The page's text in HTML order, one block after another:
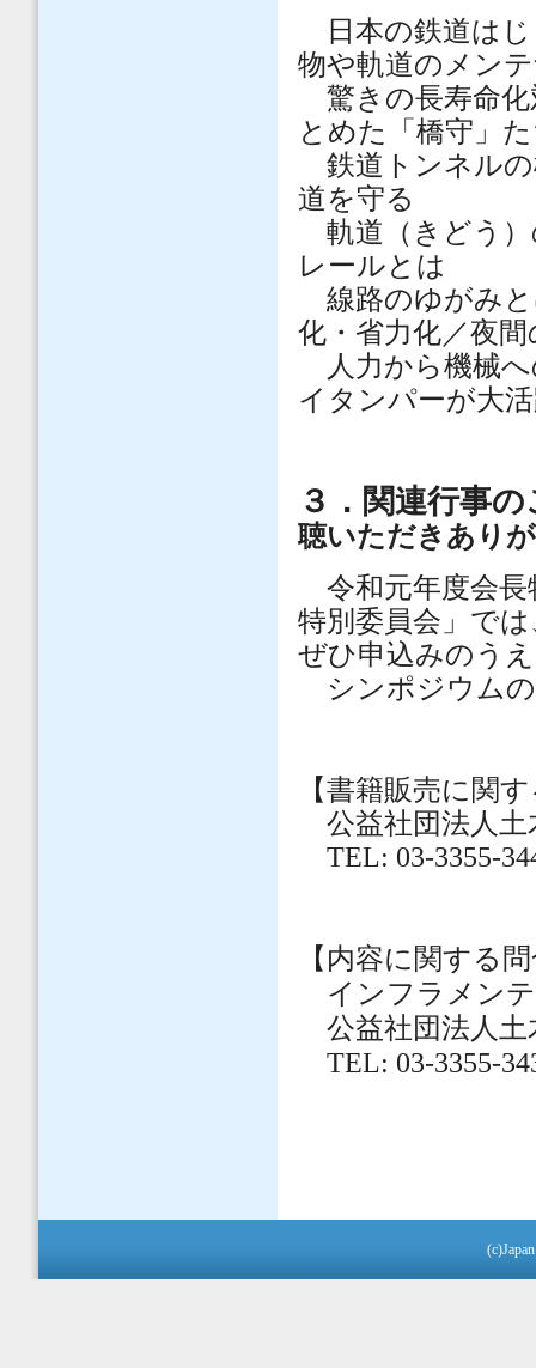
日本の鉄道は
物や軌道のメン
驚きの長寿命
とめた「橋守」
鉄道トンネ
道を守る
軌道（きど
レールとは
線路のゆ
化・省力化／夜間
人力から機
イタンパーが大
３．関連行事
聴いただきあり
令和元年度会長
特別委員会」で
ぜひ申込みのう
シンポジウム
【書籍販売に関
公益社団法人土
TEL: 03-3355-
【内容に関する
インフラメン
公益社団法人
TEL: 03-3355-